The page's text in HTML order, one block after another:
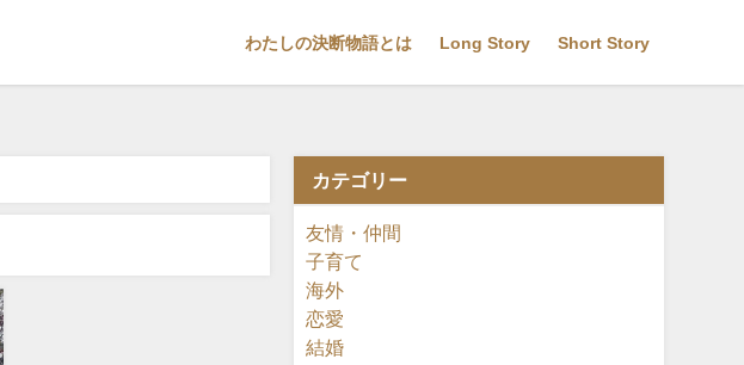
わたしの決断物語とは Long Story Short Story
カテゴリー
友情・仲間
子育て
海外
恋愛
結婚